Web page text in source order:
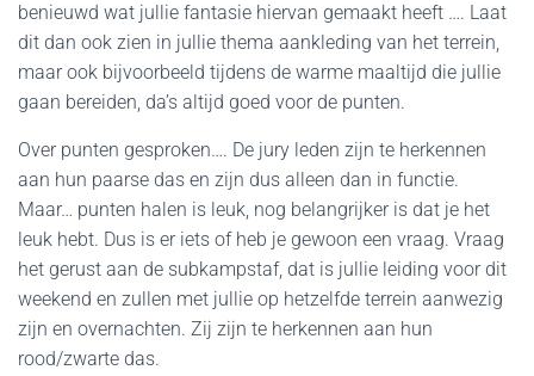
benieuwd wat jullie fantasie hiervan gemaakt heeft …. Laat
dit dan ook zien in jullie thema aankleding van het terrein,
maar ook bijvoorbeeld tijdens de warme maaltijd die jullie
gaan bereiden, da’s altijd goed voor de punten.
Over punten gesproken…. De jury leden zijn te herkennen
aan hun paarse das en zijn dus alleen dan in functie.
Maar… punten halen is leuk, nog belangrijker is dat je het
leuk hebt. Dus is er iets of heb je gewoon een vraag. Vraag
het gerust aan de subkampstaf, dat is jullie leiding voor dit
weekend en zullen met jullie op hetzelfde terrein aanwezig
zijn en overnachten. Zij zijn te herkennen aan hun
rood/zwarte das.